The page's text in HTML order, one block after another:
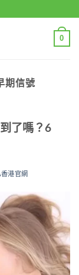
0
期信號
了嗎？6
港官網